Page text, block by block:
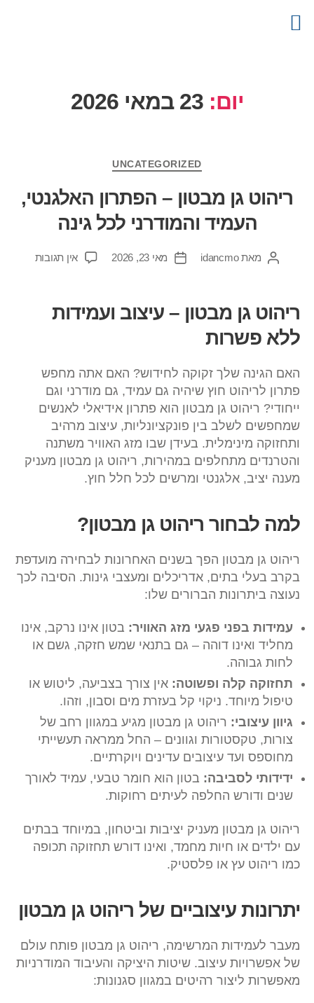
יום: 23 במאי 2026
UNCATEGORIZED
ריהוט גן מבטון – הפתרון האלגנטי,
העמיד והמודרני לכל גינה
מאתidancmo מאי 23, 2026 אין תגובות
ריהוט גן מבטון – עיצוב ועמידות
ללא פשרות
האם הגינה שלך זקוקה לחידוש? האם אתה מחפש
פתרון לריהוט חוץ שיהיה גם עמיד, גם מודרני וגם
ייחודי? ריהוט גן מבטון הוא פתרון אידיאלי לאנשים
שמחפשים לשלב בין פונקציונליות, עיצוב מרהיב
ותחזוקה מינימלית. בעידן שבו מזג האוויר משתנה
והטרנדים מתחלפים במהירות, ריהוט גן מבטון מעניק
מענה יציב, אלגנטי ומרשים לכל חלל חוץ.
למה לבחור ריהוט גן מבטון?
ריהוט גן מבטון הפך בשנים האחרונות לבחירה מועדפת
בקרב בעלי בתים, אדריכלים ומעצבי גינות. הסיבה לכך
נעוצה ביתרונות הברורים שלו:
עמידות בפני פגעי מזג האוויר: בטון אינו נרקב, אינו
מחליד ואינו דוהה – גם בתנאי שמש חזקה, גשם או
לחות גבוהה.
תחזוקה קלה ופשוטה: אין צורך בצביעה, ליטוש או
טיפול מיוחד. ניקוי קל בעזרת מים וסבון, וזהו.
גיוון עיצובי: ריהוט גן מבטון מגיע במגוון רחב של
צורות, טקסטורות וגוונים – החל ממראה תעשייתי
מחוספס ועד עיצובים עדינים ויוקרתיים.
ידידותי לסביבה: בטון הוא חומר טבעי, עמיד לאורך
שנים ודורש החלפה לעיתים רחוקות.
ריהוט גן מבטון מעניק יציבות וביטחון, במיוחד בבתים
עם ילדים או חיות מחמד, ואינו דורש תחזוקה תכופה
כמו ריהוט עץ או פלסטיק.
יתרונות עיצוביים של ריהוט גן מבטון
מעבר לעמידות המרשימה, ריהוט גן מבטון פותח עולם
של אפשרויות עיצוב. שיטות היציקה והעיבוד המודרניות
מאפשרות ליצור רהיטים במגוון סגנונות: